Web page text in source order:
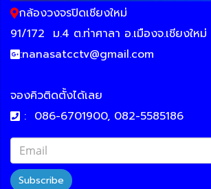
กล้องวงจรปิดเชียงใหม่
91/172 ม.4 ต.ท่าศาลา อ.เมืองจ.เชียงให
:nanasatcctv@gmail.com
จองคิวติดตั้งได้เลย
: 086-6701900, 082-5585186
Subscribe